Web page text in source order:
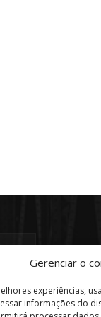
Gerenciar o
experiências,
informações do